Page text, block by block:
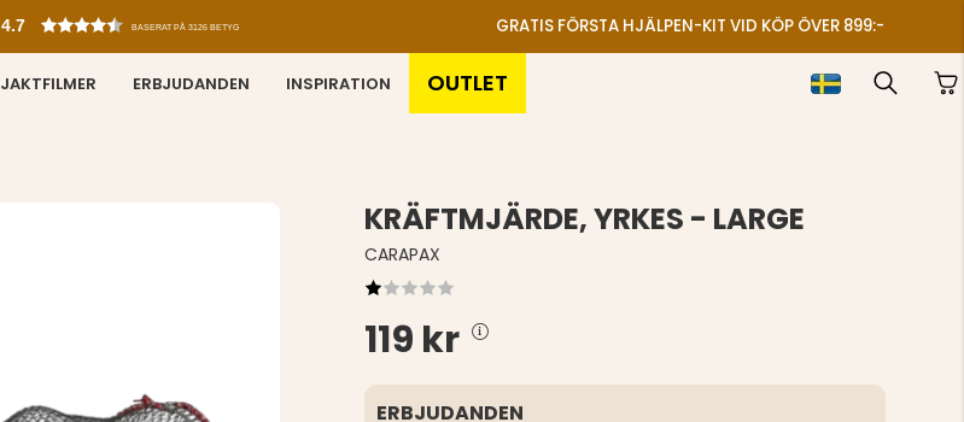
4.7 BASERAT PÅ 3126 BETYG GRATIS FÖRSTA HJÄLPEN-KIT VID KÖP ÖVER 899:-
JAKTFILMER ERBJUDANDEN INSPIRATION OUTLET
KRÄFTMJÄRDE, YRKES - LARGE
CARAPAX
119 kr
ERBJUDANDEN